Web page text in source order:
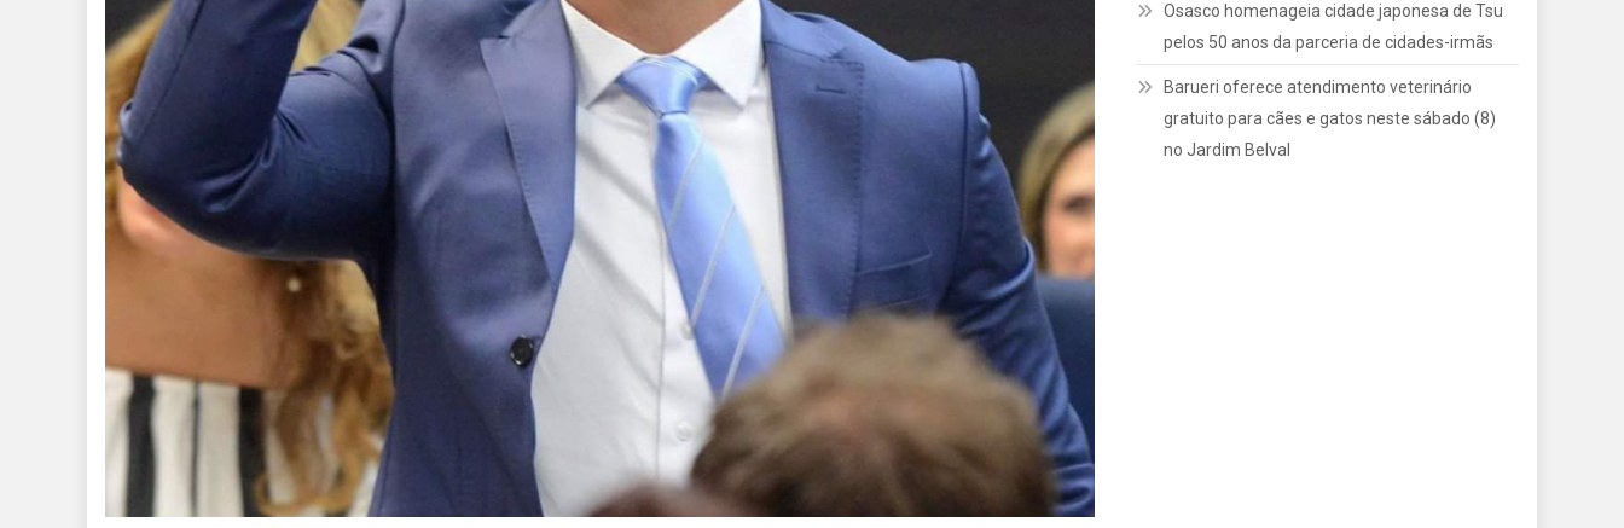
Osasco homenageia cidade japonesa de Tsu
pelos 50 anos da parceria de cidades-irmãs
Barueri oferece atendimento veterinário
gratuito para cães e gatos neste sábado (8)
no Jardim Belval